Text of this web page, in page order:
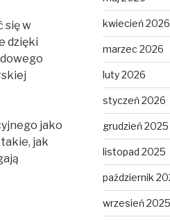
się w
dzięki
jako
jak
kwiecień 2026
marzec 2026
luty 2026
styczeń 2026
grudzień 2025
listopad 2025
październik
wrzesień 2025